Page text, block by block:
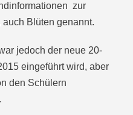
zur
Blüten genannt.
jedoch der neue 20-
eingeführt wird, aber
den Schülern